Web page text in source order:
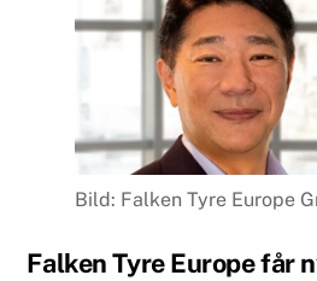
Bild: Falken Tyre Europe
Falken Tyre Europe får